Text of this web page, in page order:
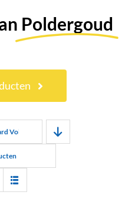
Poldergoud
Volgorde